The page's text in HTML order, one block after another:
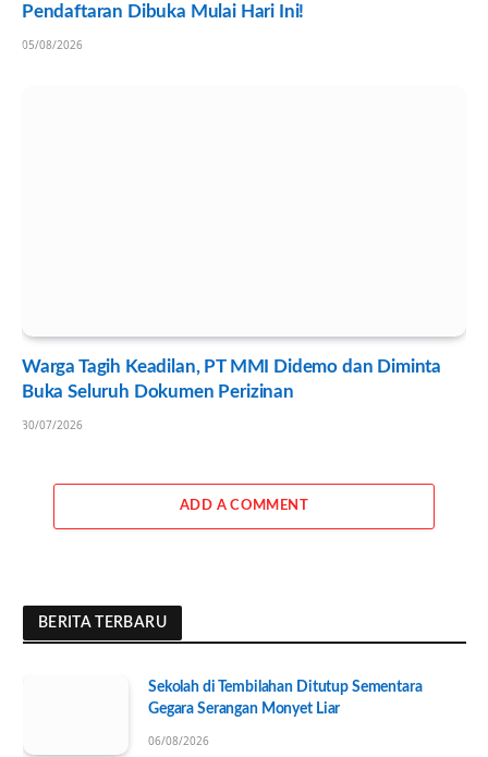
Pendaftaran Dibuka Mulai Hari Ini!
05/08/2026
Warga Tagih Keadilan, PT MMI Didemo dan Diminta
Buka Seluruh Dokumen Perizinan
30/07/2026
ADD A COMMENT
BERITA TERBARU
Sekolah di Tembilahan Ditutup Sementara
Gegara Serangan Monyet Liar
06/08/2026